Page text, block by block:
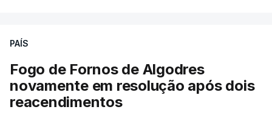
nada disto é incompatível com tratarmos com
crianças", acrescentou.
António José Seguro mostrou dúvidas sobre se é
PAÍS
Fogo de Fornos de Algodres
novamente em resolução após dois
reacendimentos